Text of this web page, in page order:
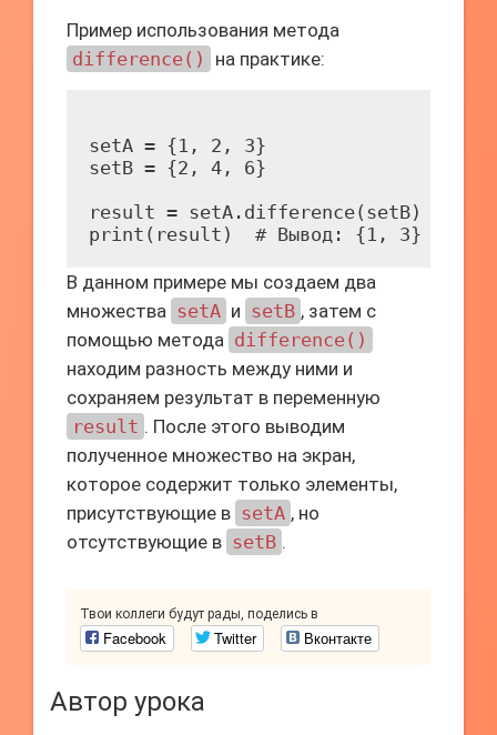
Пример использования метода
difference()
на практике:
setA = {1, 2, 3}
setB = {2, 4, 6}
result = setA.difference(setB)
В данном примере мы создаем два
множества setA и setB , затем с
помощью метода difference()
находим разность между ними и
сохраняем результат в переменную
result . После этого выводим
полученное множество на экран,
которое содержит только элементы,
присутствующие в setA , но
отсутствующие в setB .
Твои коллеги будут рады, поделись в
Facebook Twitter Вконтакте
Автор урока